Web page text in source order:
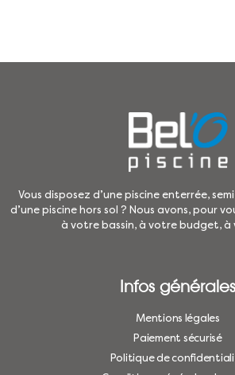
Vous disposez d’une piscine enterrée,
d’une piscine hors sol ? Nous avons, pour
à votre bassin, à votre budget, à
Infos générales
Mentions légales
Paiement sécurisé
Politique de